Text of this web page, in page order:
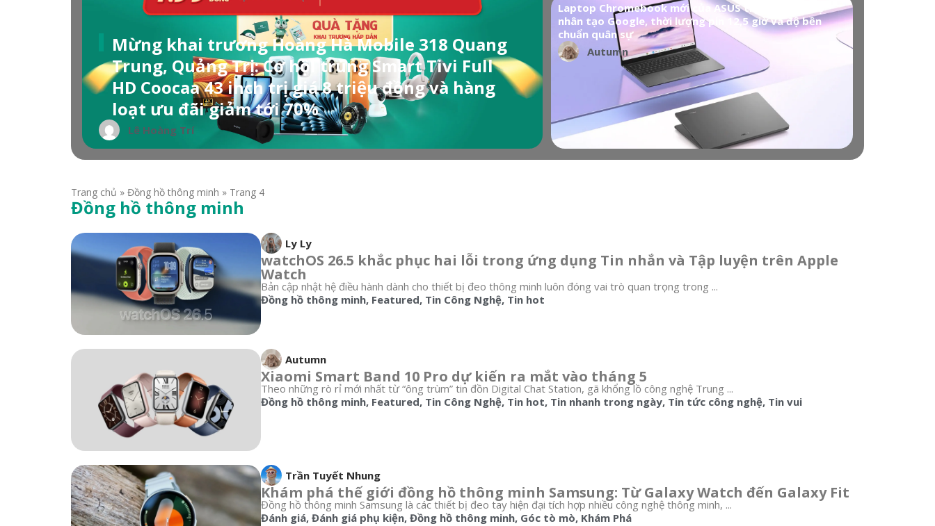
Mừng khai trương Hoàng Hà Mobile 318 Quang
Trung, Quảng Trị: Cơ hội trúng Smart Tivi Full
HD Coocaa 43 inch trị giá 8 triệu đồng và hàng
loạt ưu đãi giảm tới 70%
Lê Hoàng Trí
Laptop Chromebook mới của ASUS tích hợp trí tuệ
nhân tạo Google, thời lượng pin 12,5 giờ và độ bền
chuẩn quân sự
Autumn
Trang chủ » Đồng hồ thông minh » Trang 4
Đồng hồ thông minh
Ly Ly
watchOS 26.5 khắc phục hai lỗi trong ứng dụng Tin nhắn và Tập luyện trên Apple
Watch
Bản cập nhật hệ điều hành dành cho thiết bị đeo thông minh luôn đóng vai trò quan trọng trong ...
Đồng hồ thông minh, Featured, Tin Công Nghệ, Tin hot
Autumn
Xiaomi Smart Band 10 Pro dự kiến ra mắt vào tháng 5
Theo những rò rỉ mới nhất từ “ông trùm” tin đồn Digital Chat Station, gã khổng lồ công nghệ Trung ...
Đồng hồ thông minh, Featured, Tin Công Nghệ, Tin hot, Tin nhanh trong ngày, Tin tức công nghệ, Tin vui
Trần Tuyết Nhung
Khám phá thế giới đồng hồ thông minh Samsung: Từ Galaxy Watch đến Galaxy Fit
Đồng hồ thông minh Samsung là các thiết bị đeo tay hiện đại tích hợp nhiều công nghệ thông minh, ...
Đánh giá, Đánh giá phụ kiện, Đồng hồ thông minh, Góc tò mò, Khám Phá